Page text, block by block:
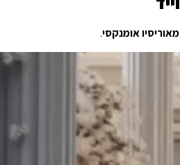
מאוריסיו אומנקסי.